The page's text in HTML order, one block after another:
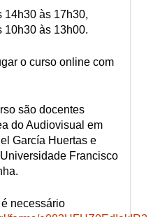
14h30 às 17h30,
10h30 às 13h00.
o curso online com
são docentes
do Audiovisual em
García Huertas e
Francisco
necessário